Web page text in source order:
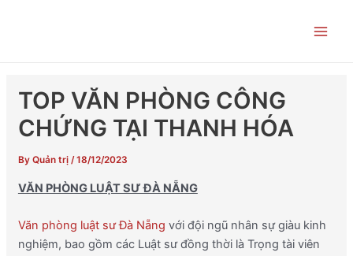
TOP VĂN PHÒNG CÔNG
CHỨNG TẠI THANH HÓA
By Quản trị /18/12/2023
VĂN PHÒNG LUẬT SƯ ĐÀ NẴNG
Văn phòng luật sư Đà Nẵng với đội ngũ nhân sự giàu kinh
nghiệm, bao gồm các Luật sư đồng thời là Trọng tài viên